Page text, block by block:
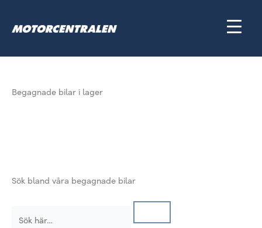
innehåll
Begagnade bilar i lager
Sök bland våra begagnade bilar